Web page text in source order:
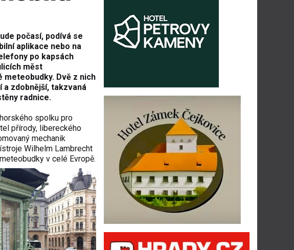
počasí, podívá se
aplikace nebo na
po kapsách
měst
Dvě z nich
a zdobnější, takzvaná
radnice.
spolku pro
přírody, libereckého
mechanik
Wilhelm Lambrecht
v celé Evropě.